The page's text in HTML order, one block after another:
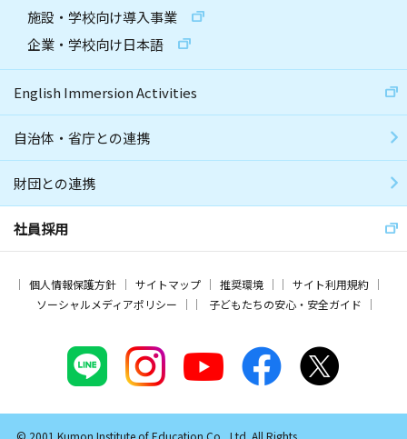
施設・学校向け導入事業
企業・学校向け日本語
English Immersion Activities
自治体・省庁との連携
財団との連携
社員採用
個人情報保護方針 サイトマップ 推奨環境
サイト利用規約
ソーシャルメディアポリシー
子どもたちの安心・安全ガイド
© 2001 Kumon Institute of Education Co., Ltd. All Rights